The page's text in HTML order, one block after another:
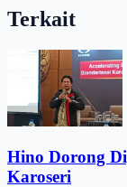
Terkait
Hino Dorong
Karoseri